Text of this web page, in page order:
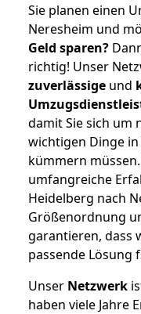
Sie planen einen
Neresheim und
Geld sparen?
richtig! Unser
zuverlässige und
damit Sie sich um
wichtigen Dinge
kümmern
umfangreiche
Heidelberg nach
Größenordnung
garantieren, dass
passende Lösung
Unser Netzwerk
haben viele Jahre